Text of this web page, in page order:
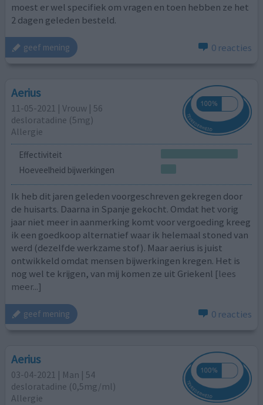
moest er wel specifiek om vragen en toen hebben ze het
2 dagen geleden besteld.
geef mening 0 reacties
Aerius
11-05-2021 | Vrouw | 56
desloratadine (5mg)
Allergie
Effectiviteit
Hoeveelheid bijwerkingen
Ik heb dit jaren geleden voorgeschreven gekregen door
de huisarts. Daarna in Spanje gekocht. Omdat het vorig
jaar niet meer in aanmerking komt voor vergoeding kreeg
ik een goedkoop alternatief waar ik helemaal stoned van
werd (dezelfde werkzame stof). Maar aerius is juist
ontwikkeld omdat mensen bijwerkingen kregen. Het is
nog wel te krijgen, van mij komen ze uit Griekenl [lees
meer...]
geef mening 0 reacties
Aerius
03-04-2021 | Man | 54
desloratadine (0,5mg/ml)
Allergie